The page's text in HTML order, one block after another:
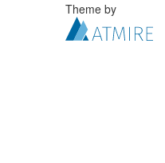
Theme by